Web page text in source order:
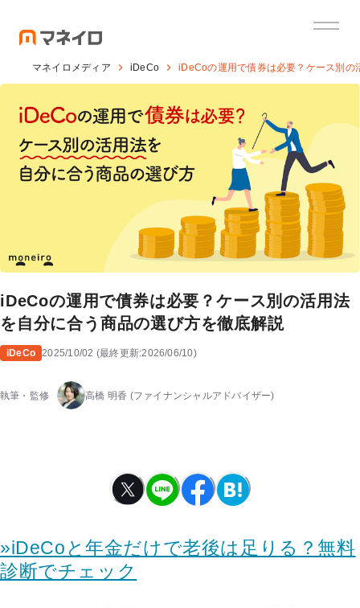
マネイロメディア iDeCo iDeCoの運用で債券は必要？ケース別
iDeCoの運用で債券は必要？ケース別の活用法
を自分に合う商品の選び方を徹底解説
iDeCo 2025/10/02 (最終更新:2026/06/10)
執筆・監修 高橋 明香 (ファイナンシャルアドバイザー)
»iDeCoと年金だけで老後は足りる？無料
診断でチェック